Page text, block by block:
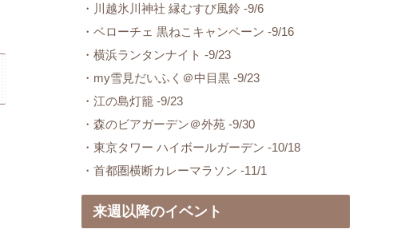
・川越氷川神社 縁むすび風鈴 -9/6
・ベローチェ 黒ねこキャンペーン -9/16
・横浜ランタンナイト -9/23
・my雪見だいふく＠中目黒 -9/23
・江の島灯籠 -9/23
・森のビアガーデン＠外苑 -9/30
・東京タワー ハイボールガーデン -10/18
・首都圏横断カレーマラソン -11/1
来週以降のイベント